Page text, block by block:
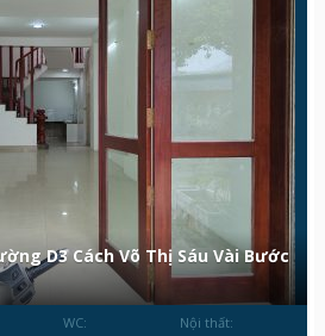
D3 Cách Võ Thị Sáu Vài Bước
WC:
Nội thất: